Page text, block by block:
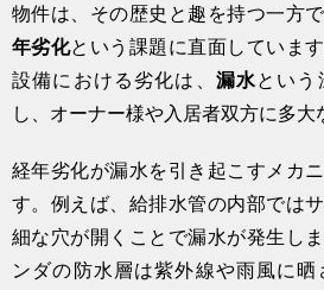
物件は、その歴史と趣を持つ一方
年劣化という課題に直面していま
設備における劣化は、 漏水とい
し、オーナー様や入居者双方に多大
経年劣化が漏水を引き起こすメカ
す。例えば、給排水管の内部では
細な穴が開くことで漏水が発生し
ンダの防水層は紫外線や雨風に